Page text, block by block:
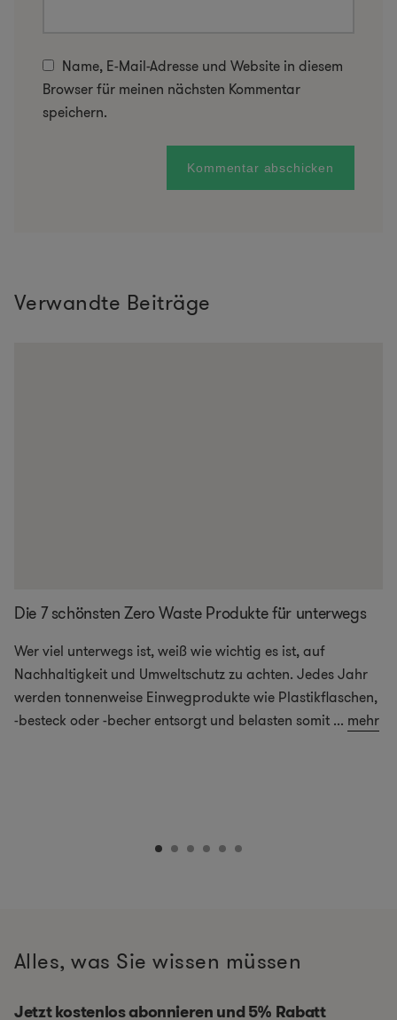
Name, E-Mail-Adresse und Website in diesem
Browser für meinen nächsten Kommentar
speichern.
Verwandte Beiträge
Die 7 schönsten Zero Waste Produkte für unterwegs
Wer viel unterwegs ist, weiß wie wichtig es ist, auf
Nachhaltigkeit und Umweltschutz zu achten. Jedes Jahr
werden tonnenweise Einwegprodukte wie Plastikflaschen,
-besteck oder -becher entsorgt und belasten somit ... mehr
Alles, was Sie wissen müssen
Jetzt kostenlos abonnieren und 5% Rabatt